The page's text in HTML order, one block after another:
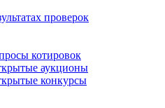
проверок
котировок
аукционы
конкурсы